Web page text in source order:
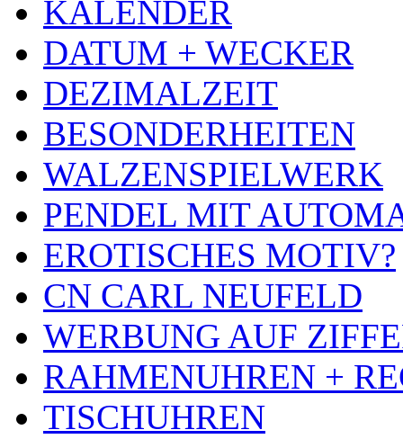
KALENDER
DATUM + WECKER
DEZIMALZEIT
BESONDERHEITEN
WALZENSPIELWERK
PENDEL MIT
EROTISCHES MOTIV?
CN CARL NEUFELD
WERBUNG AUF
RAHMENUHREN +
TISCHUHREN